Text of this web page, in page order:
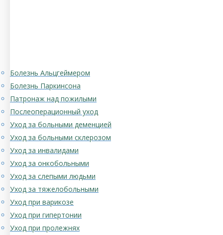
Болезнь Альцгеймером
Болезнь Паркинсона
Патронаж над пожилыми
Послеоперационный уход
Уход за больными деменцией
Уход за больными склерозом
Уход за инвалидами
Уход за онкобольными
Уход за слепыми людьми
Уход за тяжелобольными
Уход при варикозе
Уход при гипертонии
Уход при пролежнях